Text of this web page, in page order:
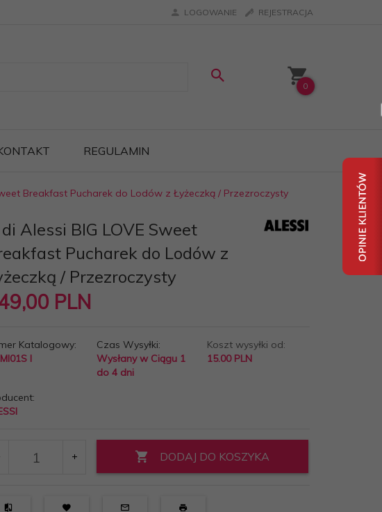
LOGOWANIE REJESTRACJA
0
REGULAMIN
Breakfast Pucharek do Lodów z Łyżeczką / Przezroczysty
Alessi BIG LOVE Sweet
Pucharek do Lodów z
/ Przezroczysty
00 PLN
Katalogowy:
I
Czas Wysyłki:
Wysłany w Ciągu 1
do 4 dni
Koszt wysyłki od:
15.00 PLN
DODAJ DO KOSZYKA